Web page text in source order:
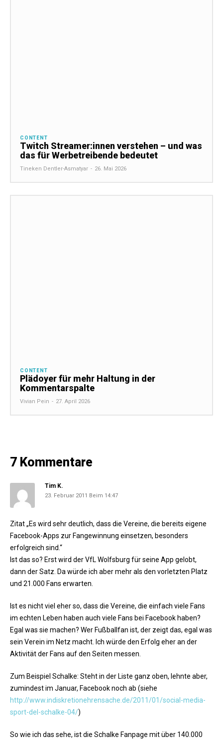
CONTENT
Twitch Streamer:innen verstehen – und was
das für Werbetreibende bedeutet
Tineken Dentler-Asmatyar - 26. Mai 2026
CONTENT
Plädoyer für mehr Haltung in der
Kommentarspalte
Vivian Pein - 27. April 2026
7 Kommentare
Tim K.
23. Februar 2011 Beim 14:47
Zitat „Es wird sehr deutlich, dass die Vereine, die bereits eigene
Facebook-Apps zur Fangewinnung einsetzen, besonders
erfolgreich sind.“
Ist das so? Erst wird der VfL Wolfsburg für seine App gelobt,
dann der Satz. Da würde ich aber mehr als den vorletzten Platz
und 21.000 Fans erwarten.
Ist es nicht viel eher so, dass die Vereine, die einfach viele Fans
im echten Leben haben auch viele Fans bei Facebook haben?
Egal was sie machen? Wer Fußballfan ist, der zeigt das, egal was
sein Verein im Netz macht. Ich würde den Erfolg eher an der
Aktivität der Fans auf den Seiten messen.
Zum Beispiel Schalke: Steht in der Liste ganz oben, lehnte aber,
zumindest im Januar, Facebook noch ab (siehe
http://www.indiskretionehrensache.de/2011/01/social-media-
sport-del-schalke-04/)
So wie ich das sehe, ist die Schalke Fanpage mit über 140.000